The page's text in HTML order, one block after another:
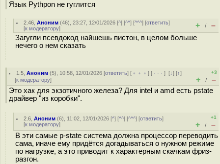
Язык Pythpon не гуглится
2.46 ,Аноним (46), 23:27, 12/01/2026 [^] [^^] [^^^] [ответить]
[к модератору] + / –
Загугли псевдокод найшешь пистон, в целом больше
нечего о нем сказать
1.5 ,Аноним (5), 10:58, 12/01/2026 [ответить] [ ﹢﹢﹢] [ · · ·][↓] [↑]
[к модератору]
+3
+ / –
Это хак для экзотичного железа? Для intel и amd есть pstate
драйвер "из коробки".
2.6 ,Аноним (6), 11:02, 12/01/2026 [^] [^^] [^^^] [ответить]
[к модератору]
+1
+ / –
В эти самые p-state система должна процессор переводить
сама, иначе ему придётся догадываться о нужном режиме
по нагрузке, а это приводит к характерным скачкам фриз-
разгон.